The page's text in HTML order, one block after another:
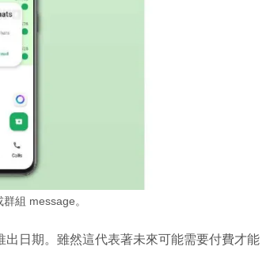
組 message。
日期。雖然這代表著未來可能需要付費才能